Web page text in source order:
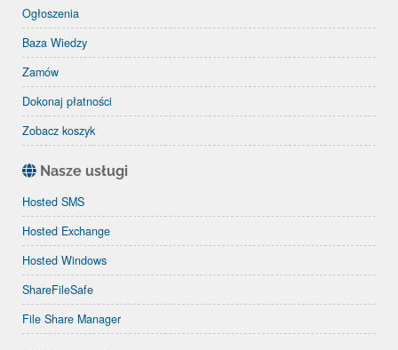
Ogłoszenia
Baza Wiedzy
Zamów
Dokonaj płatności
Zobacz koszyk
Nasze usługi
Hosted SMS
Hosted Exchange
Hosted Windows
ShareFileSafe
File Share Manager